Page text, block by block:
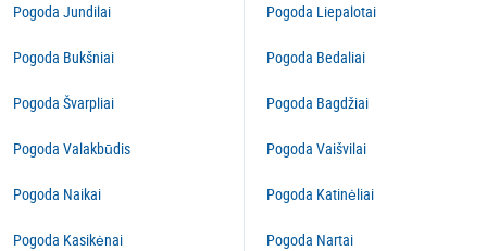
Pogoda Jundilai
Pogoda Bukšniai
Pogoda Švarpliai
Pogoda Valakbūdis
Pogoda Naikai
Pogoda Kasikėnai
Pogoda Liepalotai
Pogoda Bedaliai
Pogoda Bagdžiai
Pogoda Vaišvilai
Pogoda Katinėliai
Pogoda Nartai